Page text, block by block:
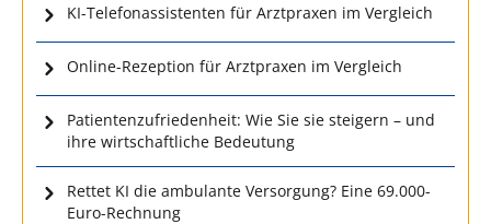
KI-Telefonassistenten für Arztpraxen im Vergleich
Online-Rezeption für Arztpraxen im Vergleich
Patientenzufriedenheit: Wie Sie sie steigern – und
ihre wirtschaftliche Bedeutung
Rettet KI die ambulante Versorgung? Eine 69.000-
Euro-Rechnung